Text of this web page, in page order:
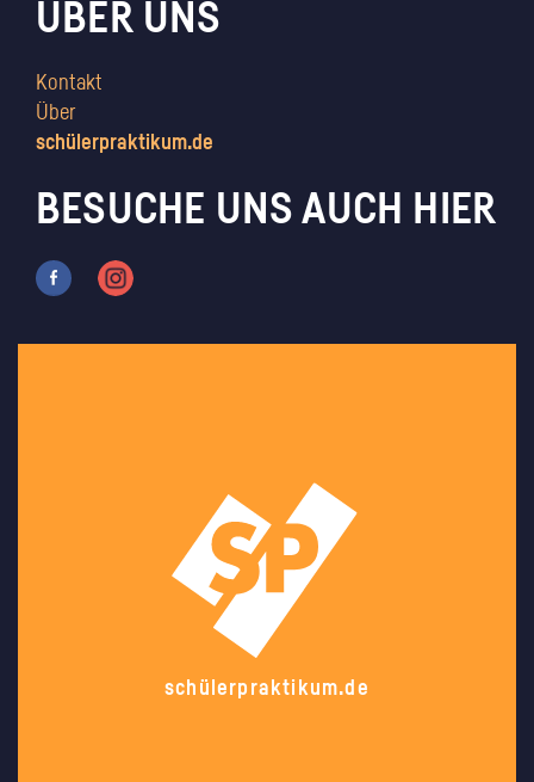
ÜBER UNS
Kontakt
Über
schülerpraktikum.de
BESUCHE UNS AUCH HIER
schülerpraktikum.de